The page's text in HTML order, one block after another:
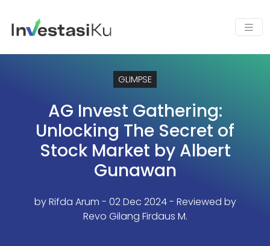
GLIMPSE
AG Invest Gathering:
Unlocking The Secret of
Stock Market by Albert
Gunawan
byRifda Arum - 02 Dec 2024 - Reviewed by
Revo Gilang Firdaus M.